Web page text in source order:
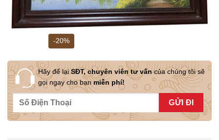
-20%
Hãy để lạiSĐT, chuyên viên tư vấncủa chúng tôi sẽ
gọi ngay cho bạnmiễn phí!